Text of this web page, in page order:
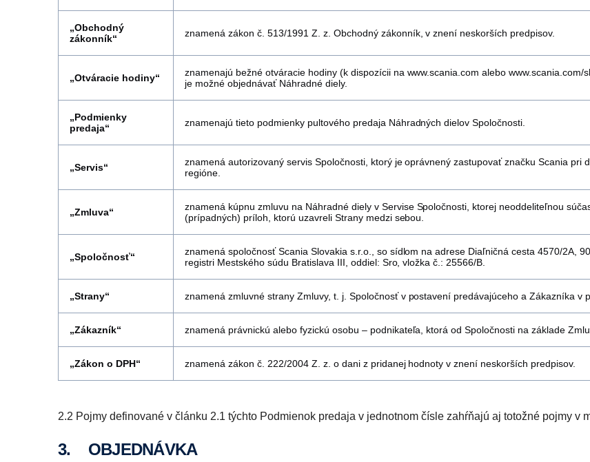
„Obchodný
zákonník“
znamená zákon č. 513/1991 Z. z. Obchodný zákonník, v znení neskorších predpisov.
„Otváracie hodiny“ znamenajú bežné otváracie hodiny (k dispozícii na www.scania.com alebo www.scania.com/
je možné objednávať Náhradné diely.
„Podmienky
predaja“
znamenajú tieto podmienky pultového predaja Náhradných dielov Spoločnosti.
„Servis“
znamená autorizovaný servis Spoločnosti, ktorý je oprávnený zastupovať značku Scania pri
regióne.
„Zmluva“
znamená kúpnu zmluvu na Náhradné diely v Servise Spoločnosti, ktorej neoddeliteľnou
(prípadných) príloh, ktorú uzavreli Strany medzi sebou.
„Spoločnosť“
znamená spoločnosť Scania Slovakia s.r.o., so sídlom na adrese Diaľničná cesta 4570/2A,
registri Mestského súdu Bratislava III, oddiel: Sro, vložka č.: 25566/B.
„Strany“ znamená zmluvné strany Zmluvy, t. j. Spoločnosť v postavení predávajúceho a Zákazníka v
„Zákazník“ znamená právnickú alebo fyzickú osobu – podnikateľa, ktorá od Spoločnosti na základe
„Zákon o DPH“ znamená zákon č. 222/2004 Z. z. o dani z pridanej hodnoty v znení neskorších predpisov.
2.2 Pojmy definované v článku 2.1 týchto Podmienok predaja v jednotnom čísle zahŕňajú aj totožné pojmy v
3. OBJEDNÁVKA